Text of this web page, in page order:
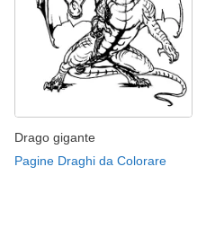
Drago gigante
Pagine Draghi da Colorare